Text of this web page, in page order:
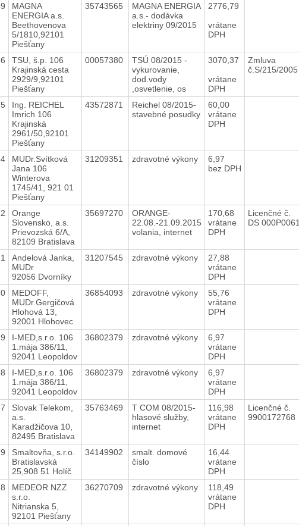
MAGNA
ENERGIA a.s.
Beethovenova
5/1810,92101
Piešťany
35743565
MAGNA ENERGIA
a.s.- dodávka
elektriny 09/2015
2776,79
vrátane
DPH
TSU, š.p. 106
Krajinská cesta
2929/9,92101
Piešťany
00057380
TSÚ 08/2015 -
vykurovanie,
dod.vody
,osvetlenie, os
3070,37
vrátane
DPH
Zmluva
č.S/215/2005
Ing. REICHEL
Imrich 106
Krajinská
2961/50,92101
Piešťany
43572871
Reichel 08/2015-
stavebné posudky
60,00
vrátane
DPH
MUDr.Svítková
Jana 106
Winterova
1745/41, 921 01
Piešťany
31209351 zdravotné výkony
6,97
bez DPH
Orange
Slovensko, a.s.
Prievozská 6/A,
82109 Bratislava
35697270
ORANGE-
22.08.-21.09.2015
volania, internet
170,68
vrátane
DPH
Licenčné č.
DS 000P0061
Andelová Janka,
MUDr
92056 Dvorníky
31207545 zdravotné výkony
27,88
vrátane
DPH
MEDOFF,
MUDr.Gergičová
Hlohová 13,
92001 Hlohovec
36854093 zdravotné výkony
55,76
vrátane
DPH
I-MED,s.r.o. 106
1.mája 386/11,
92041 Leopoldov
36802379 zdravotné výkony
6,97
vrátane
DPH
I-MED,s.r.o. 106
1.mája 386/11,
92041 Leopoldov
36802379 zdravotné výkony
6,97
vrátane
DPH
Slovak Telekom,
a.s.
Karadžičova 10,
82495 Bratislava
35763469
T COM 08/2015-
hlasové služby,
internet
116,98
vrátane
DPH
Licenčné č.
9900172768
Smaltovňa, s.r.o.
Bratislavská
25,908 51 Holíč
34149902
smalt. domové
číslo
16,44
vrátane
DPH
MEDEOR NZZ
s.r.o.
Nitrianska 5,
92101 Piešťany
36270709 zdravotné výkony
118,49
vrátane
DPH